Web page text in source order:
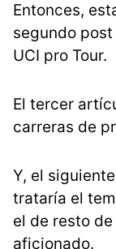
Entonces,
segundo
UCI pro Tour.
El tercer
carreras de
Y, el
trataría el
el de resto
aficionado.